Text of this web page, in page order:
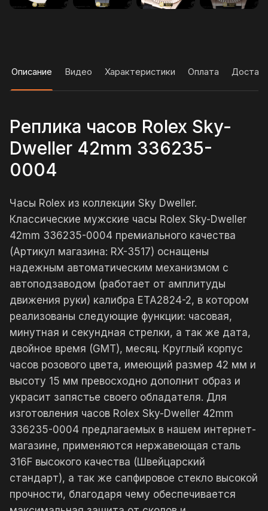
Описание Видео Характеристики Оплата
Реплика часов Rolex Sky-
Dweller 42mm 336235-
0004
Часы Rolex из коллекции Sky Dweller.
Классические мужские часы Rolex Sky-Dweller
42mm 336235-0004 премиального качества
(Артикул магазина: RX-3517) оснащены
надежным автоматическим механизмом с
автоподзаводом (работает от амплитуды
движения руки) калибра ETA2824-2, в котором
реализованы следующие функции: часовая,
минутная и секундная стрелки, а так же дата,
двойное время (GMT), месяц. Круглый корпус
часов розового цвета, имеющий размер 42 мм и
высоту 15 мм превосходно дополнит образ и
украсит запястье своего обладателя. Для
изготовления часов Rolex Sky-Dweller 42mm
336235-0004 предлагаемых в нашем интернет-
магазине, применяются нержавеющая сталь
316F высокого качества (Швейцарский
стандарт), а так же сапфировое стекло высокой
прочности, благодаря чему обеспечивается